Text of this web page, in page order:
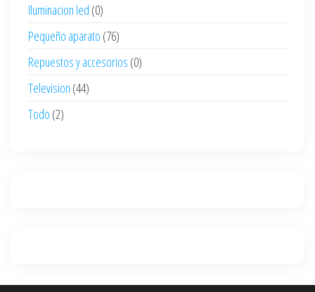
Iluminacion led (0)
Pequeño aparato (76)
Repuestos y accesorios (0)
Television (44)
Todo (2)